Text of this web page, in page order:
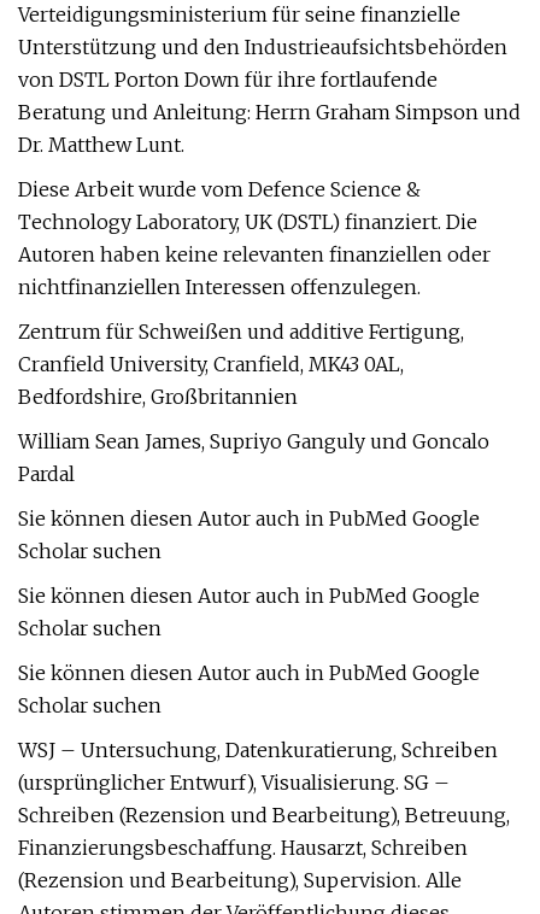
Verteidigungsministerium für seine finanzielle
Unterstützung und den Industrieaufsichtsbehörden
von DSTL Porton Down für ihre fortlaufende
Beratung und Anleitung: Herrn Graham Simpson und
Dr. Matthew Lunt.
Diese Arbeit wurde vom Defence Science &
Technology Laboratory, UK (DSTL) finanziert. Die
Autoren haben keine relevanten finanziellen oder
nichtfinanziellen Interessen offenzulegen.
Zentrum für Schweißen und additive Fertigung,
Cranfield University, Cranfield, MK43 0AL,
Bedfordshire, Großbritannien
William Sean James, Supriyo Ganguly und Goncalo
Pardal
Sie können diesen Autor auch in PubMed Google
Scholar suchen
Sie können diesen Autor auch in PubMed Google
Scholar suchen
Sie können diesen Autor auch in PubMed Google
Scholar suchen
WSJ – Untersuchung, Datenkuratierung, Schreiben
(ursprünglicher Entwurf), Visualisierung. SG –
Schreiben (Rezension und Bearbeitung), Betreuung,
Finanzierungsbeschaffung. Hausarzt, Schreiben
(Rezension und Bearbeitung), Supervision. Alle